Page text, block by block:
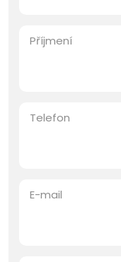
Příjmení
Telefon
E-mail